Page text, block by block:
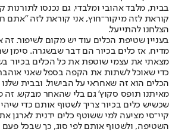
בבית, מלבד אהובי ומלבדי, גם נכנסו לתורנות
קוראת לזה מיקור־חוץ, אני קוראת לזה "אתם
הצלחנו להתייעל.
בעניין שטיפת הכלים עוד יש מקום לשיפור. זה
מדיח, אז כלים בכיור הם דבר שבשגרה. סימן
מצאתי את עצמי שוטפת את כל הכלים בכיור
כדי שאוכל לשתות את הקפה בספל שאני
הכלים הוא זה שאחראי על הבישול. ובבית שלנו
מאיתנו תופס סקוץ' גם בלי שהאחר מבקש. זה
שכשיש כלים בכיור צריך לשטוף אותם כדי
קיי־סי מציעה למי ששוטף כלים ידנית לארגן
השטיפה, ולשטוף אותם לפי סוג, כך שבכל פעם